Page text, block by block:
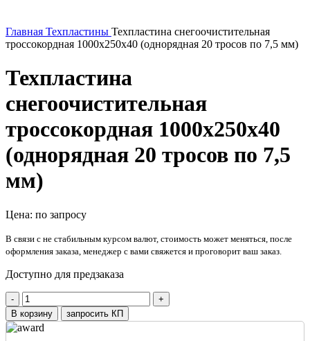
Главная Техпластины Техпластина снегоочистительная
троссокордная 1000х250х40 (однорядная 20 тросов по 7,5 мм)
Техпластина
снегоочистительная
троссокордная 1000х250х40
(однорядная 20 тросов по 7,5
мм)
Цена: по запросу
В связи с не стабильным курсом валют, стоимость может меняться, после
оформления заказа, менеджер с вами свяжется и проговорит ваш заказ.
Доступно для предзаказа
Количество
товара
Техпластина
снегоочистительная
В корзину запросить КП